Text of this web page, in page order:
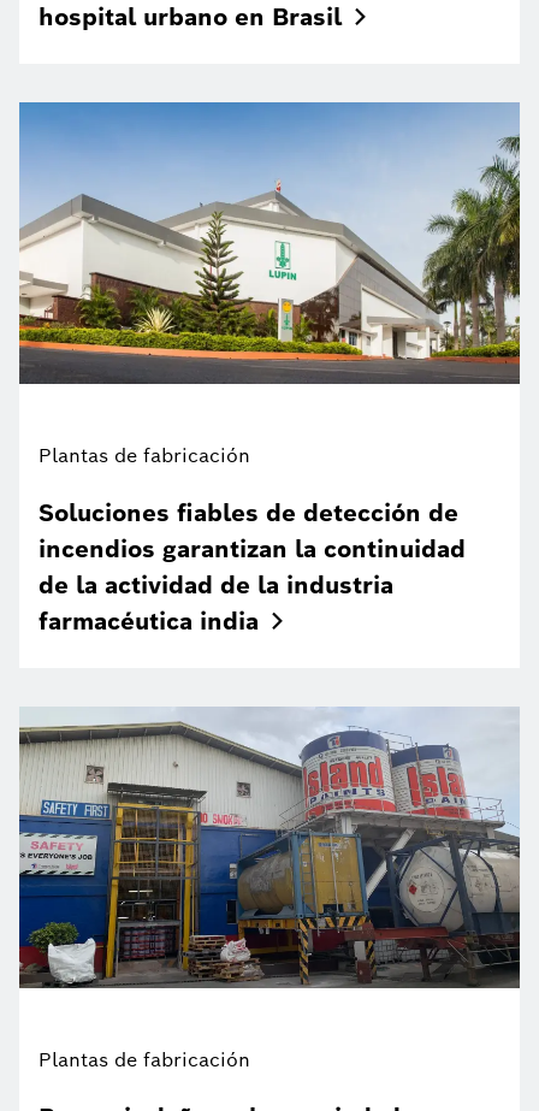
hospital urbano en Brasil
Plantas de fabricación
Soluciones fiables de detección de
incendios garantizan la continuidad
de la actividad de la industria
farmacéutica india
Plantas de fabricación